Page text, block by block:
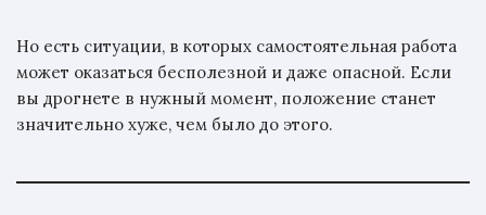
Но есть ситуации, в которых самостоятельная работа
может оказаться бесполезной и даже опасной. Если
вы дрогнете в нужный момент, положение станет
значительно хуже, чем было до этого.